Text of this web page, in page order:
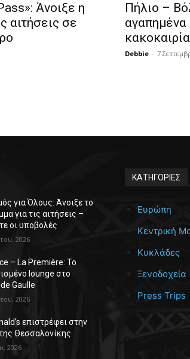
Άνοιξε η
αιτήσεις σε
Πήλιο –
αγαπημένα
Debbie - 7
για Όλους: Άνοιξε το
για τις αιτήσεις –
οι υποβολές
2026
– La Première: Το
lounge στο
Gaulle
2026
επιστρέφει στην
Θεσσαλονίκης
2026
ΚΑΤΗΓΟΡΙΕΣ
Ευρώπη
Κεντρική
Κυκλάδες
Ξενοδοχεία
Press Trips